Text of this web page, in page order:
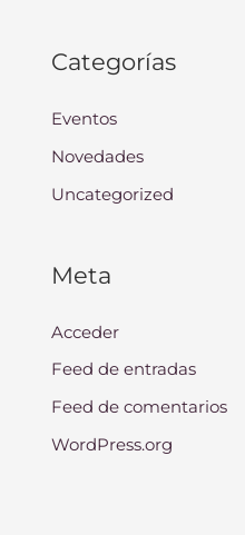
Categorías
Eventos
Novedades
Uncategorized
Meta
Acceder
Feed de entradas
Feed de comentarios
WordPress.org